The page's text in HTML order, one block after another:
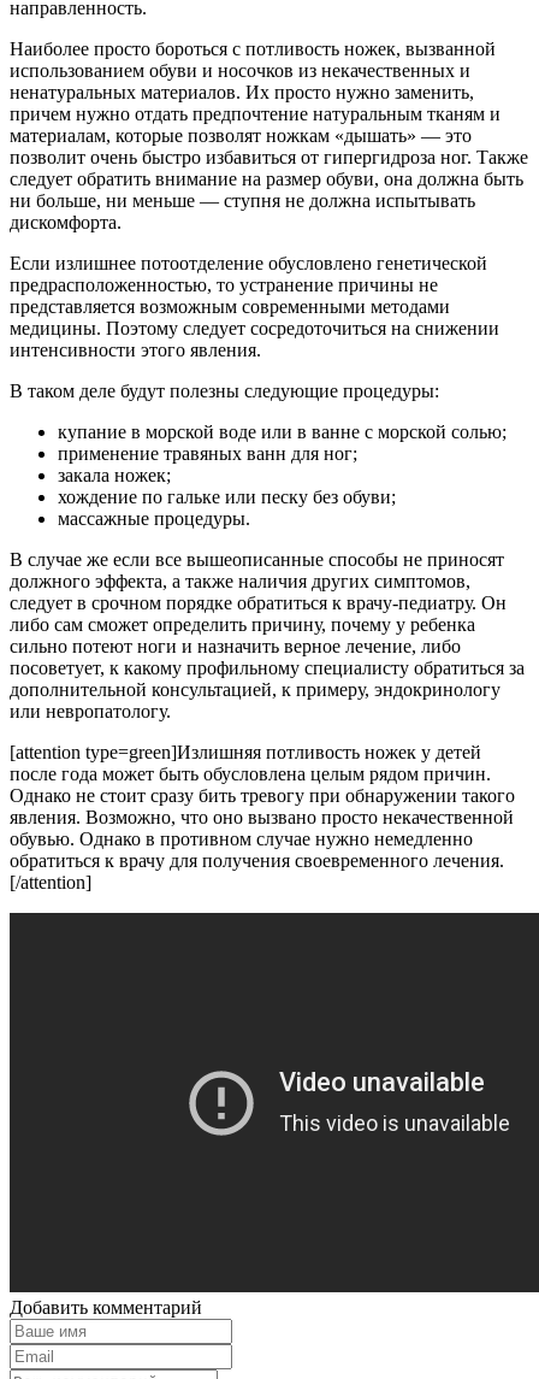
направленность.
Наиболее просто бороться с потливость ножек, вызванной
использованием обуви и носочков из некачественных и
ненатуральных материалов. Их просто нужно заменить,
причем нужно отдать предпочтение натуральным тканям и
материалам, которые позволят ножкам «дышать» — это
позволит очень быстро избавиться от гипергидроза ног. Также
следует обратить внимание на размер обуви, она должна быть
ни больше, ни меньше — ступня не должна испытывать
дискомфорта.
Если излишнее потоотделение обусловлено генетической
предрасположенностью, то устранение причины не
представляется возможным современными методами
медицины. Поэтому следует сосредоточиться на снижении
интенсивности этого явления.
В таком деле будут полезны следующие процедуры:
купание в морской воде или в ванне с морской солью;
применение травяных ванн для ног;
закала ножек;
хождение по гальке или песку без обуви;
массажные процедуры.
В случае же если все вышеописанные способы не приносят
должного эффекта, а также наличия других симптомов,
следует в срочном порядке обратиться к врачу-педиатру. Он
либо сам сможет определить причину, почему у ребенка
сильно потеют ноги и назначить верное лечение, либо
посоветует, к какому профильному специалисту обратиться за
дополнительной консультацией, к примеру, эндокринологу
или невропатологу.
[attention type=green]Излишняя потливость ножек у детей
после года может быть обусловлена целым рядом причин.
Однако не стоит сразу бить тревогу при обнаружении такого
явления. Возможно, что оно вызвано просто некачественной
обувью. Однако в противном случае нужно немедленно
обратиться к врачу для получения своевременного лечения.
[/attention]
Добавить комментарий